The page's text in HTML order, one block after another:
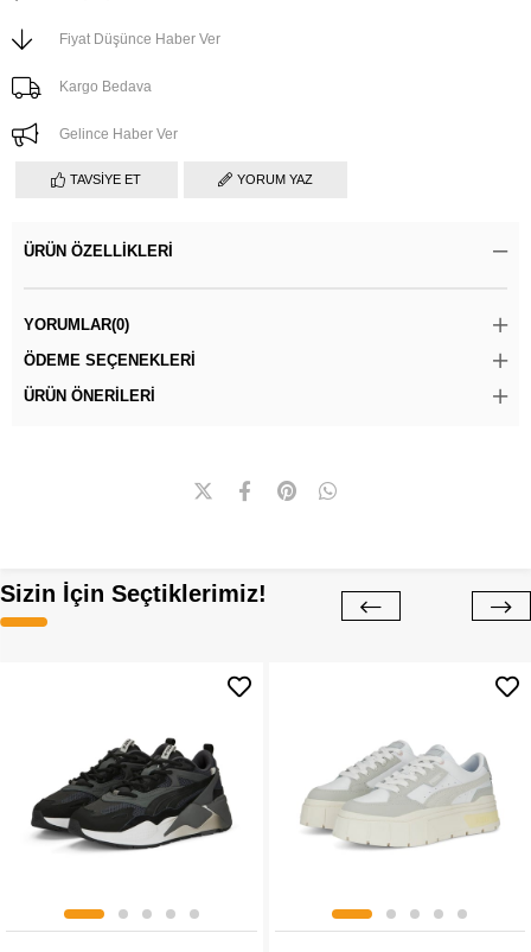
Fiyat Düşünce Haber Ver
Kargo Bedava
Gelince Haber Ver
TAVSIYE ET YORUM YAZ
ÜRÜN ÖZELLIKLERI
YORUMLAR(0)
ÖDEME SEÇENEKLERI
ÜRÜN ÖNERILERI
Sizin İçin Seçtiklerimiz!